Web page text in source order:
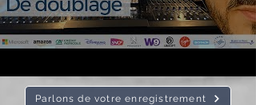
Parlons de votre enregistrement